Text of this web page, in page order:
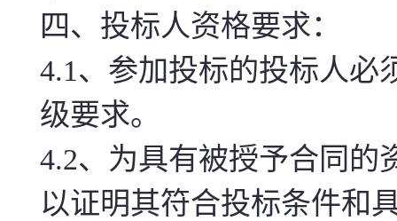
四、投标人资格要求：
4.1、参加投标的投标人必
级要求。
4.2、为具有被授予合同的
以证明其符合投标条件和